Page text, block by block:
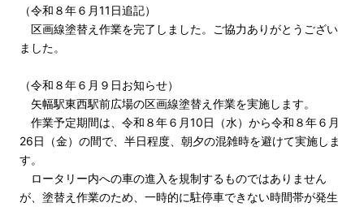
（令和８年６月11日追記）
区画線塗替え作業を完了しました。ご協力ありがとうござい
ました。
（令和８年６月９日お知らせ）
矢幅駅東西駅前広場の区画線塗替え作業を実施します。
作業予定期間は、令和８年６月10日（水）から令和８年６月
26日（金）の間で、半日程度、朝夕の混雑時を避けて実施しま
す。
ロータリー内への車の進入を規制するものではありません
が、塗替え作業のため、一時的に駐停車できない時間帯が発生